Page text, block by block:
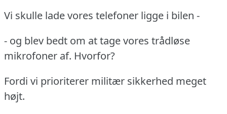
Vi skulle lade vores telefoner ligge i bilen -
- og blev bedt om at tage vores trådløse
mikrofoner af. Hvorfor?
Fordi vi prioriterer militær sikkerhed meget
højt.